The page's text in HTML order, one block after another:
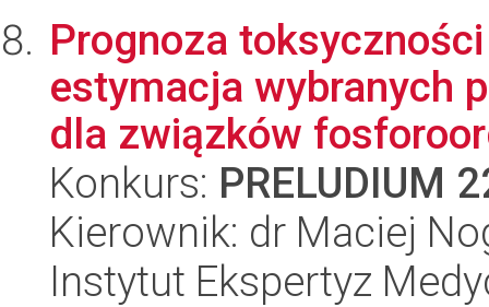
Prognoza
estymacja wybranych
dla związków
Konkurs: PRELUDIUM
Kierownik: dr Maciej
Instytut Ekspertyz